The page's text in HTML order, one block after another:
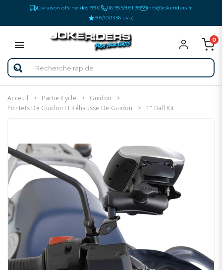
Livraison offerte dès 99€ 06.95.59.61.36
info@jokeriders.fr
9.6/10(1336 avis)
0
Acceuil Partie Cycle
Guidon
Pontets De Guidon Et Réhausse De Guidon
1" Ball Kit